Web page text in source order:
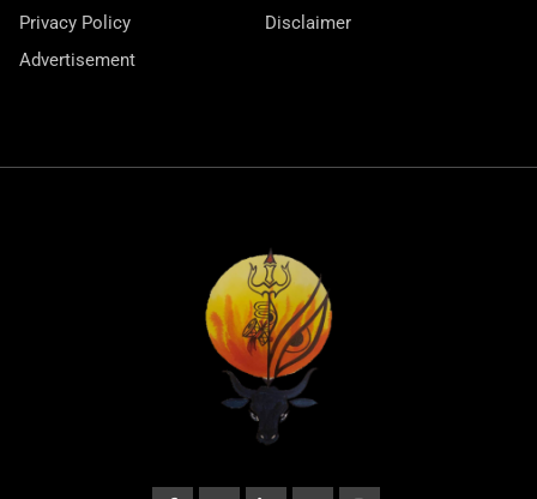
Privacy Policy
Disclaimer
Advertisement